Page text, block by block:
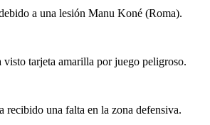
a una lesión Manu Koné (Roma).
tarjeta amarilla por juego peligroso.
recibido una falta en la zona defensiva.